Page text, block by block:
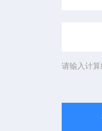
请输入计